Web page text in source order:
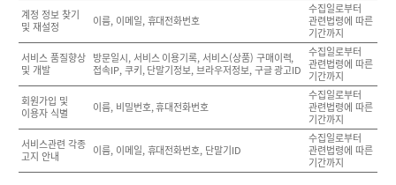
계정 정보 찾기
및 재설정
이름, 이메일, 휴대전화번호
수집일로부터
관련법령에 따른
기간까지
서비스 품질향상
및 개발
방문일시, 서비스 이용기록, 서비스(상품) 구매이력,
접속IP, 쿠키, 단말기정보, 브라우저정보, 구글 광고ID
수집일로부터
관련법령에 따른
기간까지
회원가입 및
이용자 식별
이름, 비밀번호, 휴대전화번호
수집일로부터
관련법령에 따른
기간까지
서비스관련 각종
고지 안내
이름, 이메일, 휴대전화번호, 단말기ID
수집일로부터
관련법령에 따른
기간까지